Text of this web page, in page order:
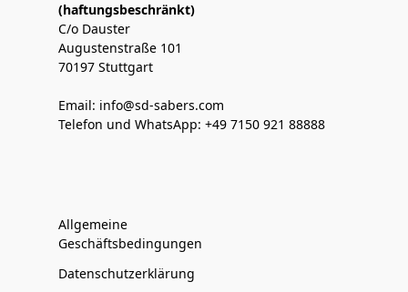
(haftungsbeschränkt)
C/o Dauster
Augustenstraße 101
70197 Stuttgart
Email: info@sd-sabers.com
Telefon und WhatsApp: +49 7150 921 88888
Allgemeine
Geschäftsbedingungen
Datenschutzerklärung